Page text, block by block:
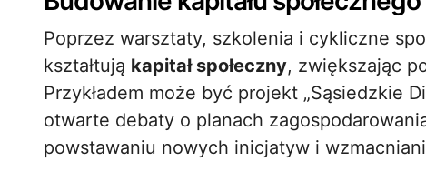
Poprzez warsztaty, szkolenia i cykliczne
kształtują kapitał społeczny, zwiększając
Przykładem może być projekt „Sąsiedzkie
otwarte debaty o planach
powstawaniu nowych inicjatyw i